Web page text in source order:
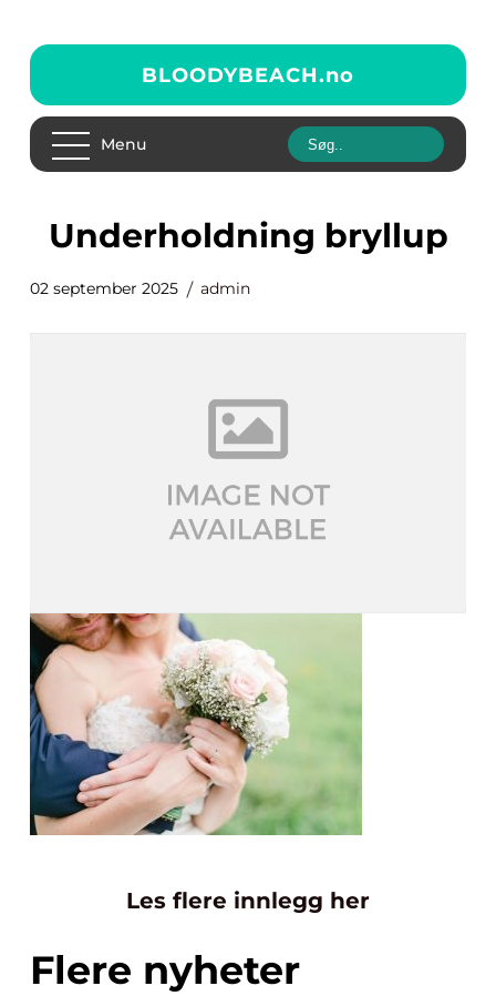
BLOODYBEACH.no
Menu
underholdning bryllup
02 september 2025 admin
Les flere innlegg her
Flere nyheter